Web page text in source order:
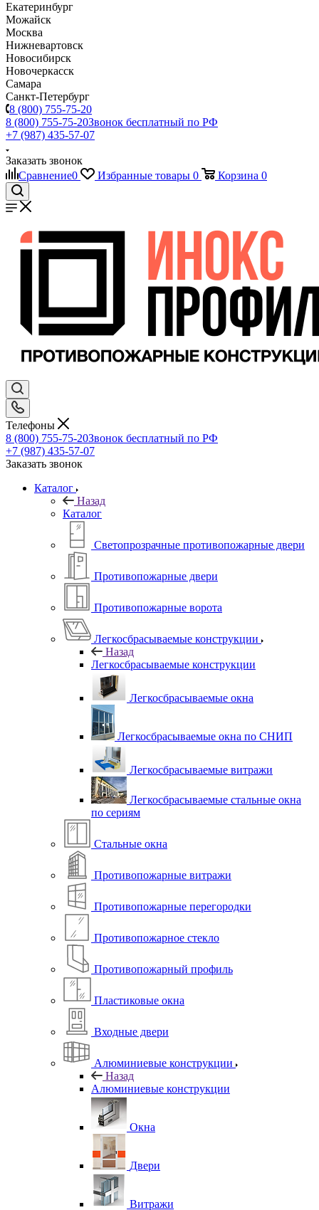
Екатеринбург
Можайск
Москва
Нижневартовск
Новосибирск
Новочеркасск
Самара
Санкт-Петербург
8 (800) 755-75-20
8 (800) 755-75-20Звонок бесплатный по РФ
+7 (987) 435-57-07
Заказать звонок
Сравнение0 Избранные товары 0 Корзина 0
Телефоны
8 (800) 755-75-20Звонок бесплатный по РФ
+7 (987) 435-57-07
Заказать звонок
Каталог
Назад
Каталог
Светопрозрачные противопожарные двери
Противопожарные двери
Противопожарные ворота
Легкосбрасываемые конструкции
Назад
Легкосбрасываемые конструкции
Легкосбрасываемые окна
Легкосбрасываемые окна по СНИП
Легкосбрасываемые витражи
Легкосбрасываемые стальные окна
по сериям
Стальные окна
Противопожарные витражи
Противопожарные перегородки
Противопожарное стекло
Противопожарный профиль
Пластиковые окна
Входные двери
Алюминиевые конструкции
Назад
Алюминиевые конструкции
Окна
Двери
Витражи